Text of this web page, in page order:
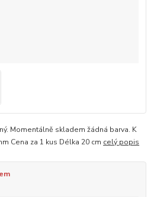
Momentálně skladem žádná barva. K
Cena za 1 kus Délka 20 cm celý popis